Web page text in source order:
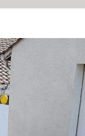
Saint Christophe, il
essentiel de se
étapes nécessaires à la